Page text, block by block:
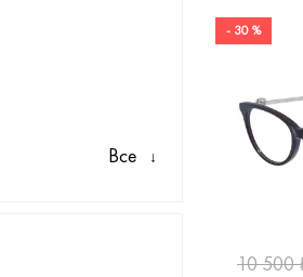
Все
- 30 %
10 500